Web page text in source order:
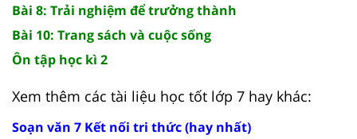
Bài 8: Trải nghiệm để trưởng thành
Bài 10: Trang sách và cuộc sống
Ôn tập học kì 2
Xem thêm các tài liệu học tốt lớp 7 hay khác:
Soạn văn 7 Kết nối tri thức (hay nhất)